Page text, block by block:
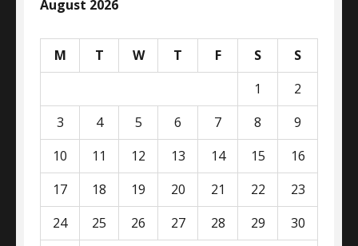
August 2026
M T W T F S
S
1
2
3
4 5 6 7 8
9
10
11 12 13 14 15
16
17
18 19 20 21 22
23
24
25 26 27 28 29
30